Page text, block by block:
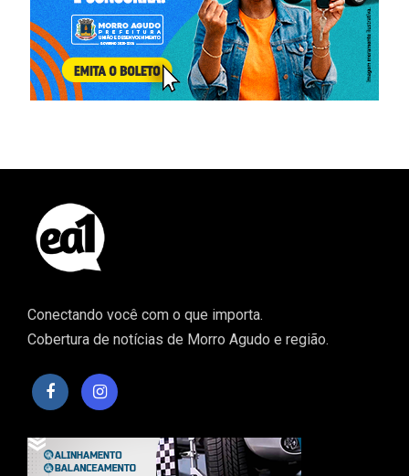
Conectando você com o que importa.
Cobertura de notícias de Morro Agudo e região.